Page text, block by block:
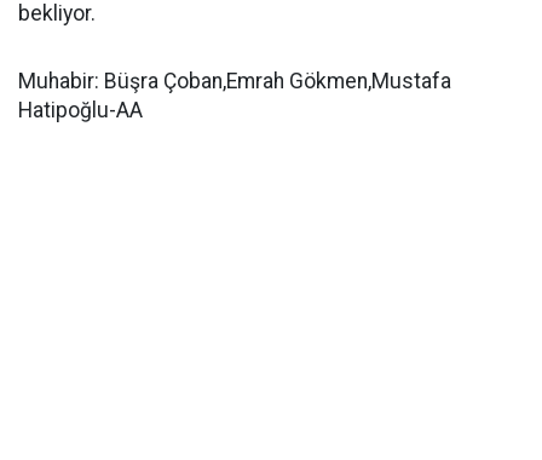
bekliyor.
Muhabir: Büşra Çoban,Emrah Gökmen,Mustafa
Hatipoğlu-AA